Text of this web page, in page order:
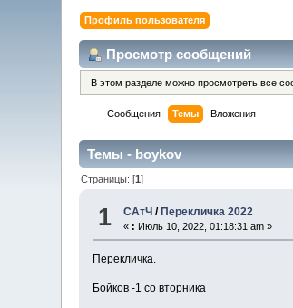
Профиль пользователя
Просмотр сообщений
В этом разделе можно просмотреть все
Сообщения Темы Вложения
Темы - boykov
Страницы: [1]
1 САтЧ / Перекличка 2022
« : Июль 10, 2022, 01:18:31 am »
Перекличка.
Бойков -1 со вторника